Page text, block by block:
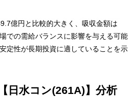
億円と比較的大きく、吸収金額は
での需給バランスに影響を与える可能
定性が長期投資に適していることを示
日水コン(261A)】分析